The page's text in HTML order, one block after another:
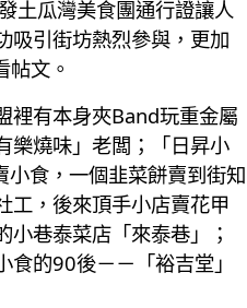
土瓜灣美食團通行證讓人
吸引街坊熱烈參與，更加
文。
裡有本身夾Band玩重金屬
樂燒味」老闆；「日昇小
食，一個韭菜餅賣到街知
工，後來頂手小店賣花甲
巷泰菜店「來泰巷」；
的90後－－「裕吉堂」